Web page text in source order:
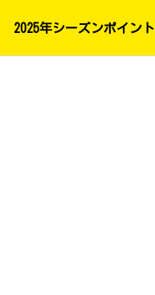
2025年シーズンポイント